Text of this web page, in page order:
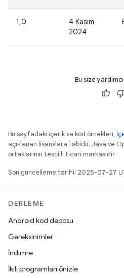
1,0
4 Kasım
2024
Bu size
Bu sayfadaki içerik ve kod örnekleri,
açıklanan lisanslara tabidir. Java ve
ortaklarının tescilli ticari markasıdır.
Son güncelleme tarihi: 2025-07-27
DERLEME
Android kod deposu
Gereksinimler
İndirme
İkili programları önizle